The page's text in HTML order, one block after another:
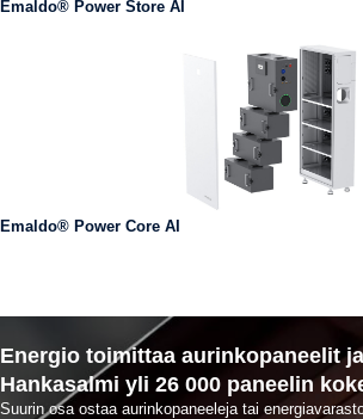
Emaldo® Power Store AI
Emaldo® Power Core AI
Energio toimittaa aurinkopaneelit
Hankasalmi yli 26 000 paneelin
Suurin osa ostaa aurinkopaneeleja tai